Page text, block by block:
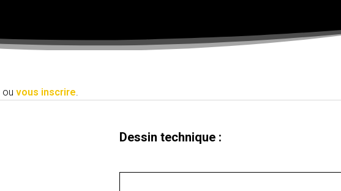
ou vous inscrire.
Dessin technique :